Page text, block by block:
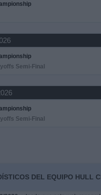
Semi-Final
Semi-Final
DEL EQUIPO HULL